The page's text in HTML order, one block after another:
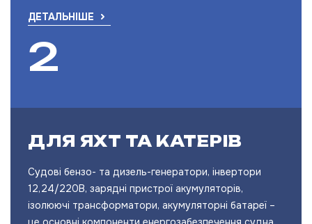
ДЕТАЛЬНІШЕ
ДЛЯ ЯХТ ТА КАТЕРІВ
Судові бензо- та дизель-генератори, інвертори
12,24/220В, зарядні пристрої акумуляторів,
ізолюючі трансформатори, акумуляторні батареї –